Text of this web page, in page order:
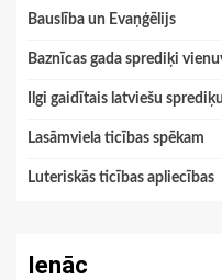
Bauslība un Evaņģēlijs
Baznīcas gada sprediķi
Ilgi gaidītais latviešu
Lasāmviela ticības spēkam
Luteriskās ticības apliecības
Ienāc